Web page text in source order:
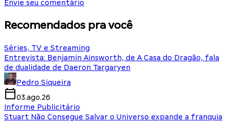
Envie seu comentário
Recomendados pra você
Séries, TV e Streaming
Entrevista: Benjamin Ainsworth, de A Casa do Dragão, fala
de dualidade de Daeron Targaryen
Pedro Siqueira
03.ago.26
Informe Publicitário
Stuart Não Consegue Salvar o Universo expande a franquia